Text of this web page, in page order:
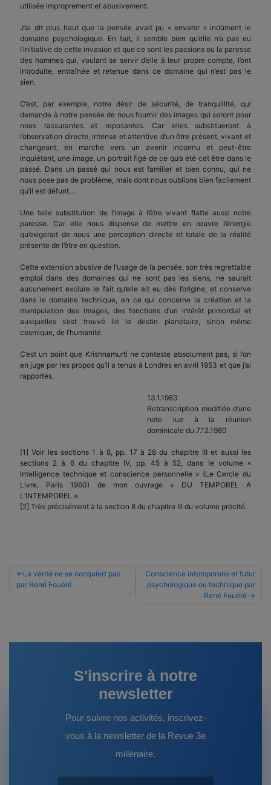
utilisée improprement et abusivement.
J’ai dit plus haut que la pensée avait pu « envahir » indûment le
domaine psychologique. En fait, il semble bien qu’elle n’a pas eu
l’initiative de cette invasion et que ce sont les passions ou la paresse
des hommes qui, voulant se servir d’elle à leur propre compte, l’ont
introduite, entraînée et retenue dans ce domaine qui n’est pas le
sien.
C’est, par exemple, notre désir de sécurité, de tranquillité, qui
demande à notre pensée de nous fournir des images qui seront pour
nous rassurantes et reposantes. Car elles substitueront à
l’observation directe, intense et attentive d’un être présent, vivant et
changeant, en marche vers un avenir inconnu et peut-être
inquiétant, une image, un portrait figé de ce qu’a été cet être dans le
passé. Dans un passé qui nous est familier et bien connu, qui ne
nous pose pas de problème, mais dont nous oublions bien facilement
qu’il est défunt…
Une telle substitution de l’image à l’être vivant flatte aussi notre
paresse. Car elle nous dispense de mettre en œuvre l’énergie
qu’exigerait de nous une perception directe et totale de la réalité
présente de l’être en question.
Cette extension abusive de l’usage de la pensée, son très regrettable
emploi dans des domaines qui ne sont pas les siens, ne saurait
aucunement exclure le fait qu’elle ait eu dès l’origine, et conserve
dans le domaine technique, en ce qui concerne la création et la
manipulation des images, des fonctions d’un intérêt primordial et
auxquelles s’est trouvé lié le destin planétaire, sinon même
cosmique, de l’humanité.
C’est un point que Krishnamurti ne conteste absolument pas, si l’on
en juge par les propos qu’il a tenus à Londres en avril 1953 et que j’ai
rapportés.
13.1.1983
Retranscription modifiée d’une
note lue à la réunion
dominicale du 7.12.1980
[1] Voir les sections 1 à 8, pp. 17 à 28 du chapitre III et aussi les
sections 2 à 6 du chapitre IV, pp. 45 à 52, dans le volume «
Intelligence technique et conscience personnelle » (Le Cercle du
Livre, Paris 1960) de mon ouvrage « DU TEMPOREL A
L’INTEMPOREL ».
[2] Très précisément à la section 8 du chapitre III du volume précité.
Navigation
de
La vérité ne se conquiert pas
par René Fouéré
Conscience intemporelle et futur
psychologique ou technique par
René Fouéré
S'inscrire à notre
newsletter
Pour suivre nos activités, inscrivez-
vous à la newsletter de la Revue 3e
millénaire.